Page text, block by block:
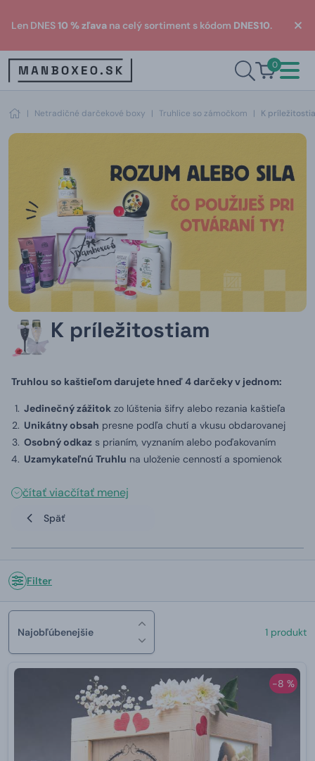
Len DNES10 % zľava na celý sortiment s kódom DNES10.
0
| Netradičné darčekové boxy | Truhlice so zámočkom | K
K príležitostiam
Truhlou so kaštieľom darujete hneď 4 darčeky v jednom:
Jedinečný zážitokzo lúštenia šifry alebo rezania kaštieľa
Unikátny obsah presne podľa chutí a vkusu obdarovanej
Osobný odkazs prianím, vyznaním alebo poďakovaním
Uzamykateľnú Truhlu na uloženie cenností a spomienok
čítať viacčítať menej
Späť
Filter
Najobľúbenejšie 1 produkt
-8 %